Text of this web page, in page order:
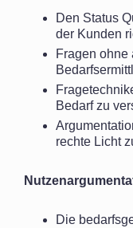
Den Status
der Kunden
Fragen ohne
Bedarf zu
rechte Licht
Die